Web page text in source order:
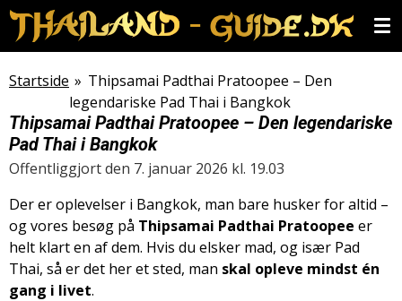
Spring
til
Startside » Thipsamai Padthai Pratoopee – Den
legendariske Pad Thai i Bangkok
Thipsamai Padthai Pratoopee – Den legendariske
Pad Thai i Bangkok
Offentliggjort den 7. januar 2026 kl. 19.03
Der er oplevelser i Bangkok, man bare husker for altid –
og vores besøg på Thipsamai Padthai Pratoopee er
helt klart en af dem. Hvis du elsker mad, og især Pad
Thai, så er det her et sted, man skal opleve mindst én
gang i livet.